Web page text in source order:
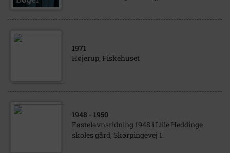
1971
Højerup, Fiskehuset
1948 - 1950
Fastelavnsridning 1948 i Lille Heddinge
skoles gård, Skørpingevej 1.